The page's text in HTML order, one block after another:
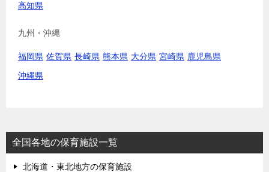
高知県
九州・沖縄
福岡県 佐賀県 長崎県 熊本県 大分県 宮崎県 鹿児島県
沖縄県
全国各地の保育施設一覧
北海道・東北地方の保育施設